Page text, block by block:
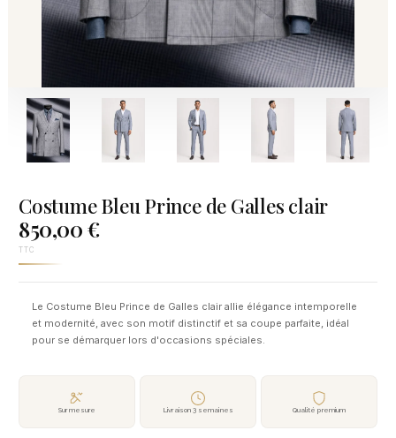
Costume Bleu Prince de Galles clair
850,00 €
TTC
Le Costume Bleu Prince de Galles clair allie élégance intemporelle
et modernité, avec son motif distinctif et sa coupe parfaite, idéal
pour se démarquer lors d'occasions spéciales.
Sur mesure Livraison 3 semaines Qualité premium